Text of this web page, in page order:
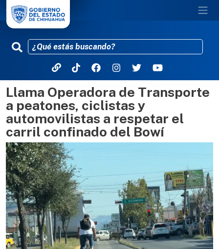
Pasar al contenido principal
Llama Operadora de Transporte
a peatones, ciclistas y
automovilistas a respetar el
carril confinado del Bowí